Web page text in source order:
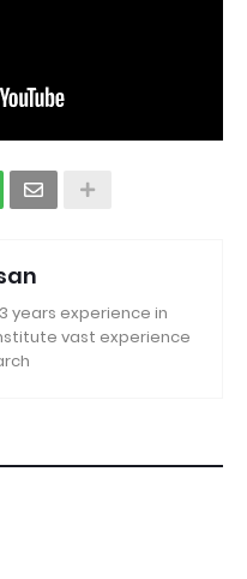
years experience in
vast experience